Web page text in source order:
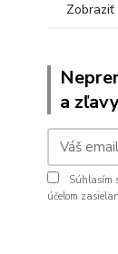
Zobraziť
a
Súhlasím
účelom